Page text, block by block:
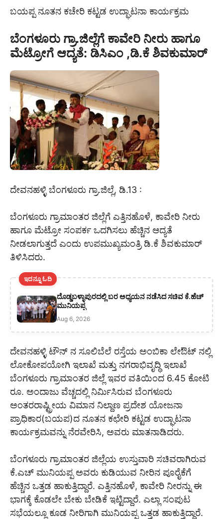
ಬಯಪ್ಪ ನೂತನ ಕಚೇರಿ ಕಟ್ಟಡ ಉದ್ಘಾಟನಾ ಕಾರ್ಯಕ್ರಮ
ಬೆಂಗಳೂರು ಗ್ರಾ.ಜಿಲ್ಲೆಗೆ ಕಾವೇರಿ ನೀರು ಹಾಗೂ
ಮೆಟ್ರೋಗೆ ಆದ್ಯತೆ: ಡಿಸಿಎಂ ,ಡಿ.ಕೆ ಶಿವಕುಮಾರ್
ದೇವನಹಳ್ಳಿ ಬೆಂಗಳೂರು ಗ್ರಾ.ಜಿಲ್ಲೆ, ಡಿ.13 :
ಬೆಂಗಳೂರು ಗ್ರಾಮಾಂತರ ಜಿಲ್ಲೆಗೆ ಎತ್ತಿನಹೊಳೆ, ಕಾವೇರಿ ನೀರು
ಹಾಗೂ ಮೆಟ್ರೋ ಸಂಪರ್ಕ ಒದಗಿಸಲು ಹೆಚ್ಚಿನ ಆದ್ಯತೆ
ನೀಡಲಾಗುತ್ತದೆ ಎಂದು ಉಪಮುಖ್ಯಮಂತ್ರಿ ಡಿ.ಕೆ ಶಿವಕುಮಾರ್
ತಿಳಿಸಿದರು.
ಇದನ್ನೂ ಓದಿ
ದೊಡ್ಡಬಳ್ಳಾಪುರದಲ್ಲಿ ಬರ ಅಧ್ಯಯನ ನಡೆಸಿದ ಸಚಿವ ಕೆ.ಹೆಚ್
ಮುನಿಯಪ್ಪ
Aug 6, 2026
ದೇವನಹಳ್ಳಿ ಟೌನ್ ನ ಸೂಲಿಬೆಲೆ ರಸ್ತೆಯ ಅಂಬಿಕಾ ಲೇಔಟ್ ನಲ್ಲಿ
ಲೋಕೋಪಯೋಗಿ ಇಲಾಖೆ ಮತ್ತು ನಗರಾಭಿವೃದ್ಧಿ ಇಲಾಖೆ
ಬೆಂಗಳೂರು ಗ್ರಾಮಾಂತರ ಜಿಲ್ಲೆ ಇವರ ವತಿಯಿಂದ 6.45 ಕೋಟಿ
ರೂ. ಅಂದಾಜು ವೆಚ್ಚದಲ್ಲಿ ನಿರ್ಮಿಸಿರುವ ಬೆಂಗಳೂರು
ಅಂತರರಾಷ್ಟ್ರೀಯ ವಿಮಾನ ನಿಲ್ದಾಣ ಪ್ರದೇಶ ಯೋಜನಾ
ಪ್ರಾಧಿಕಾರ(ಬಯಪ)ದ ನೂತನ ಕಛೇರಿ ಕಟ್ಟಡ ಉದ್ಘಾಟನಾ
ಕಾರ್ಯಕ್ರಮವನ್ನು ನೆರವೇರಿಸಿ, ಅವರು ಮಾತನಾಡಿದರು.
ಬೆಂಗಳೂರು ಗ್ರಾಮಾಂತರ ಜಿಲ್ಲೆಯ ಉಸ್ತುವಾರಿ ಸಚಿವರಾಗಿರುವ
ಕೆ.ಎಚ್ ಮುನಿಯಪ್ಪ ಅವರು ಕುಡಿಯುವ ನೀರಿನ ಪೂರೈಕೆಗೆ
ಹೆಚ್ಚಿನ ಒತ್ತಡ ಹಾಕುತ್ತಿದ್ದಾರೆ. ಎತ್ತಿನಹೊಳೆ, ಕಾವೇರಿ ನೀರನ್ನು ಈ
ಭಾಗಕ್ಕೆ ಕೊಡಲೇ ಬೇಕು ಬೇಡಿಕೆ ಇಟ್ಟಿದ್ದಾರೆ. ಎಲ್ಲಾ ಸಂಪುಟ
ಸಭೆಯಲ್ಲೂ ಕೂಡ ನೀರಿಗಾಗಿ ಮುನಿಯಪ್ಪ ಒತ್ತಡ ಹಾಕುತ್ತಿದ್ದಾರೆ.